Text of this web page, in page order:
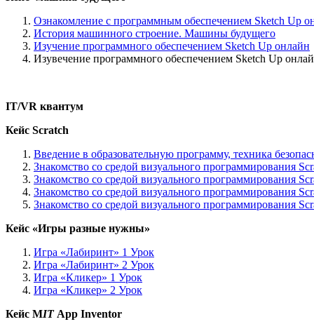
Ознакомление с программным обеспечением Sketch Up
История машинного строение. Машины будущего
Изучение программного обеспечением Sketch Up онлайн
Изувечение программного обеспечением Sketch Up
IT/VR квантум
Кейс Scratch
Введение в образовательную программу, техника
Знакомство со средой визуального программирования
Знакомство со средой визуального программирования
Знакомство со средой визуального программирования
Знакомство со средой визуального программирования
Кейс «Игры разные нужны»
Игра «Лабиринт» 1 Урок
Игра «Лабиринт» 2 Урок
Игра «Кликер» 1 Урок
Игра «Кликер» 2 Урок
Кейс MITApp Inventor